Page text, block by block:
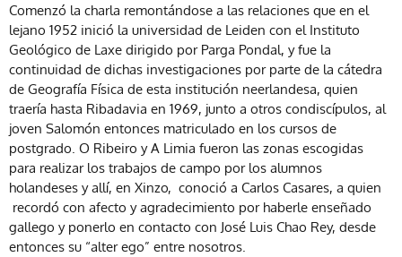
Comenzó la charla remontándose a las relaciones que en el
lejano 1952 inició la universidad de Leiden con el Instituto
Geológico de Laxe dirigido por Parga Pondal, y fue la
continuidad de dichas investigaciones por parte de la cátedra
de Geografía Física de esta institución neerlandesa, quien
traería hasta Ribadavia en 1969, junto a otros condiscípulos, al
joven Salomón entonces matriculado en los cursos de
postgrado. O Ribeiro y A Limia fueron las zonas escogidas
para realizar los trabajos de campo por los alumnos
holandeses y allí, en Xinzo, conoció a Carlos Casares, a quien
recordó con afecto y agradecimiento por haberle enseñado
gallego y ponerlo en contacto con José Luis Chao Rey, desde
entonces su “alter ego” entre nosotros.